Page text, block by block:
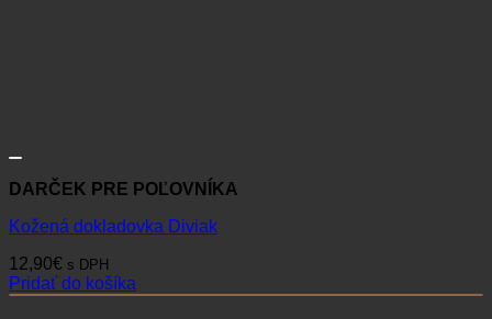
DARČEK PRE POĽOVNÍKA
Kožená dokladovka Diviak
12,90€ s DPH
Pridať do košíka